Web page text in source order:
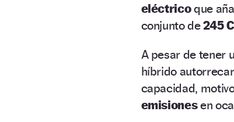
eléctricoque
conjunto de245
A pesar de tener
híbrido
capacidad,
emisionesen